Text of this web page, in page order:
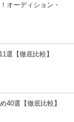
オーディション・
選【徹底比較】
40選【徹底比較】